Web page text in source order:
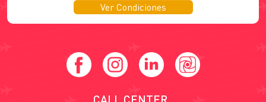
Ver Condiciones